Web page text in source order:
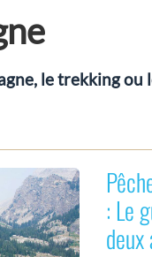
le trekking ou
: Le